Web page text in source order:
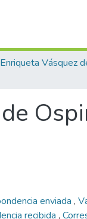
enviada ,
recibida ,